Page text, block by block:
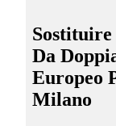
Da
Europeo
Milano